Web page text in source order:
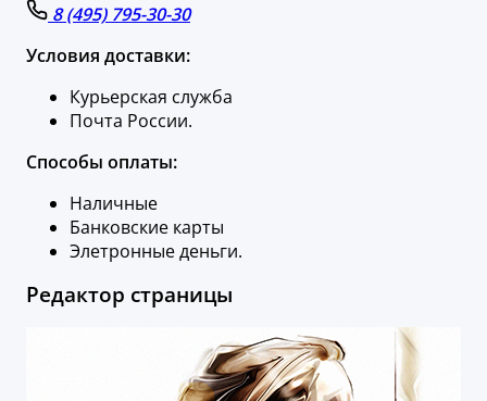
8 (495) 795-30-30
Условия доставки:
Курьерская служба
Почта России.
Способы оплаты:
Наличные
Банковские карты
Элетронные деньги.
Редактор страницы